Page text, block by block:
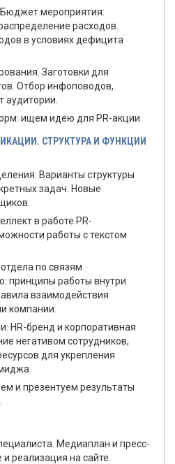
Бюджет мероприятия:
расходов.
в условиях дефицита
Заготовки для
Отбор инфоповодов,
ищем идею для PR-акции.
СТРУКТУРА И ФУНКЦИИ
Варианты структуры
задач. Новые
в работе PR-
работы с текстом
по связям
принципы работы внутри
взаимодействия
компании.
HR-бренд и корпоративная
негативом сотрудников,
для укрепления
и презентуем результаты
Медиаплан и пресс-
реализация на сайте.